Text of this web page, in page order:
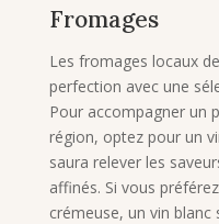
Fromages
Les fromages locaux
perfection avec une
Pour accompagner un
région, optez pour un
saura relever les
affinés. Si vous
crémeuse, un vin